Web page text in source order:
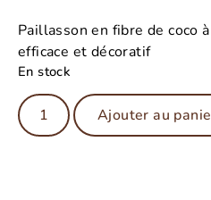
Paillasson en fibre de coco
efficace et décoratif
En stock
Ajouter au